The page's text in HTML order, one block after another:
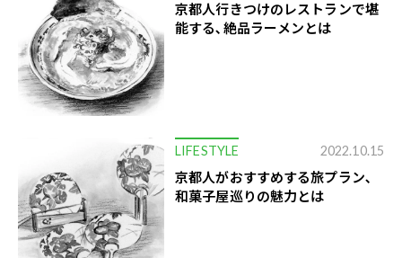
京都人行きつけのレストランで堪
能する､絶品ラーメンとは
LIFESTYLE 2022.10.15
京都人がおすすめする旅プラン､
和菓子屋巡りの魅力とは